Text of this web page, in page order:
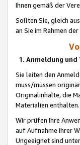
Ihnen gemäß der
Sollten Sie, gleich
an Sie im Rahmen
1. Anmeldung
Sie leiten den
muss/müssen
Originalinhalte, die
Materialien
Wir prüfen Ihre
auf Aufnahme Ihrer
Ungeeignet sind